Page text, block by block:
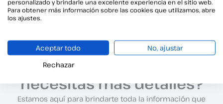
¿Tienes preguntas o
necesitas más detalles?
Estamos aquí para brindarte toda la información que
Para obtener más información sobre las cookies que utilizamos, abre
los ajustes.
Aceptar todo
No, ajustar
Rechazar